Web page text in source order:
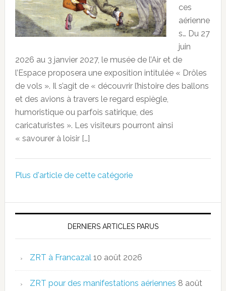
ces
aérienne
s… Du 27
juin
2026 au 3 janvier 2027, le musée de l’Air et de
l’Espace proposera une exposition intitulée « Drôles
de vols ». Il s’agit de « découvrir l’histoire des ballons
et des avions à travers le regard espiègle,
humoristique ou parfois satirique, des
caricaturistes ». Les visiteurs pourront ainsi
« savourer à loisir […]
Plus d'article de cette catégorie
DERNIERS ARTICLES PARUS
ZRT à Francazal 10 août 2026
ZRT pour des manifestations aériennes 8 août